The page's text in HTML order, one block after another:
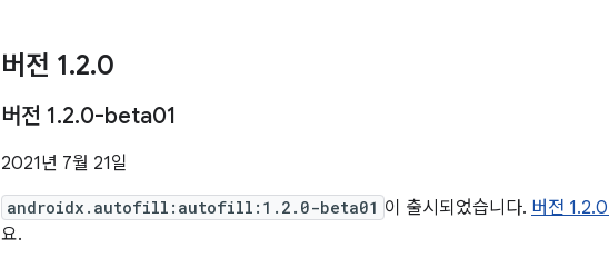
버전 1.2.0
버전 1.2.0-beta01
2021년 7월 21일
androidx.autofill:autofill:1.2.0-beta01 이 출시되었습니다. 버전
요.